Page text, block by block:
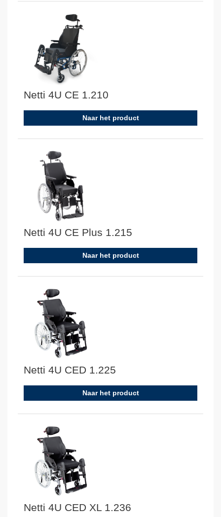
Netti 4U CE 1.210
Naar het product
Netti 4U CE Plus 1.215
Naar het product
Netti 4U CED 1.225
Naar het product
Netti 4U CED XL 1.236